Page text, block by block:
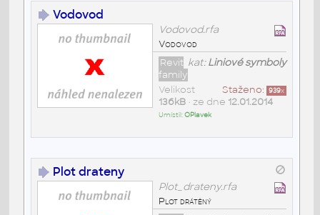
Vodovod
Vodovod.rfa
Vodovod
kat:Liniové symboly
Revit
family
Staženo: 939x
Velikost
136kB• ze dne 12.01.2014
Umístil:OPlavek
Plot drateny
Plot_drateny.rfa
Plot drátěný